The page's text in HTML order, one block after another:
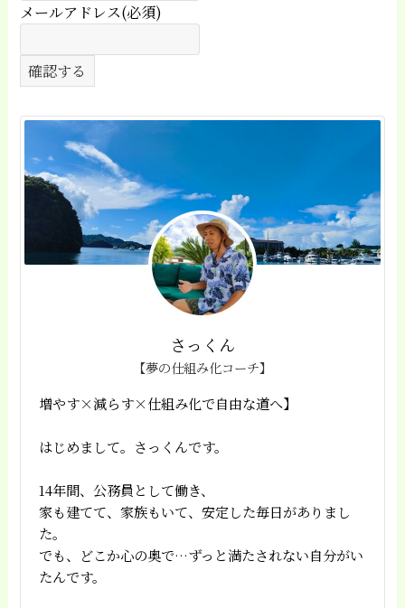
メールアドレス(必須)
さっくん
【夢の仕組み化コーチ】
増やす×減らす×仕組み化で自由な道へ】
はじめまして。さっくんです。
14年間、公務員として働き、
家も建てて、家族もいて、安定した毎日がありまし
た。
でも、どこか心の奥で…ずっと満たされない自分がい
たんです。